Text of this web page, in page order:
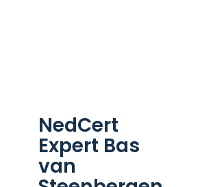
NedCert
Expert Bas
van